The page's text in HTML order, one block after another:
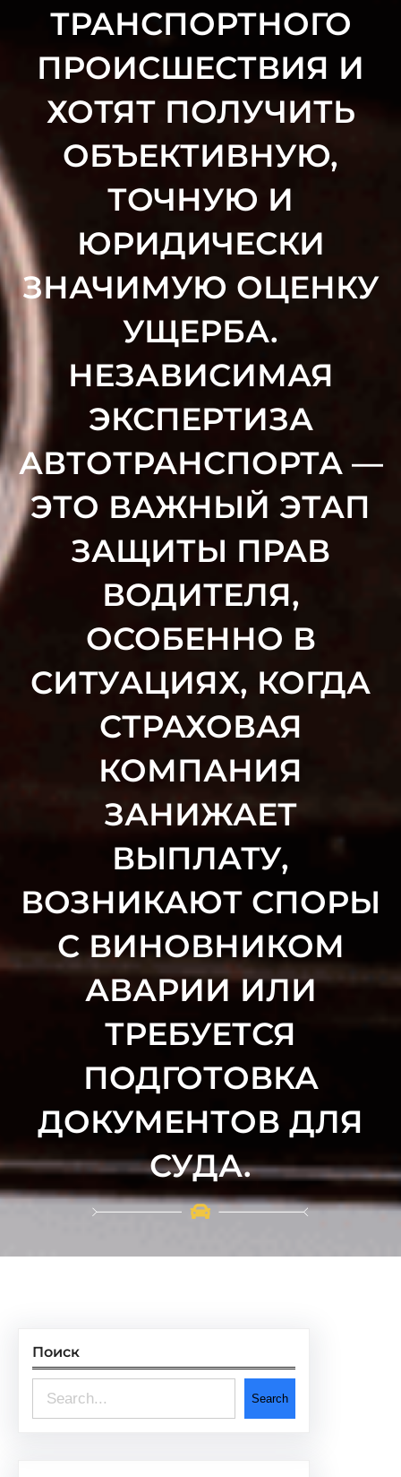
ТРАНСПОРТНОГО
ПРОИСШЕСТВИЯ И
ХОТЯТ ПОЛУЧИТЬ
ОБЪЕКТИВНУЮ,
ТОЧНУЮ И
ЮРИДИЧЕСКИ
ЗНАЧИМУЮ ОЦЕНКУ
УЩЕРБА.
НЕЗАВИСИМАЯ
ЭКСПЕРТИЗА
АВТОТРАНСПОРТА —
ЭТО ВАЖНЫЙ ЭТАП
ЗАЩИТЫ ПРАВ
ВОДИТЕЛЯ,
ОСОБЕННО В
СИТУАЦИЯХ, КОГДА
СТРАХОВАЯ
КОМПАНИЯ
ЗАНИЖАЕТ
ВЫПЛАТУ,
ВОЗНИКАЮТ СПОРЫ
С ВИНОВНИКОМ
АВАРИИ ИЛИ
ТРЕБУЕТСЯ
ПОДГОТОВКА
ДОКУМЕНТОВ ДЛЯ
СУДА.
Поиск
e
Search